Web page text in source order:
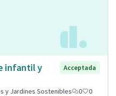
infantil y
Acceptada
y Jardines Sostenibles 0 0